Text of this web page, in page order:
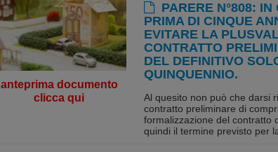
anteprima documento
clicca qui
PARERE N°808:
PRIMA DI CINQUE
EVITARE LA
CONTRATTO
DEL DEFINITIVO
QUINQUENNIO.
Al quesito non può che darsi
contratto preliminare di
formalizzazione del contratto
quindi il termine previsto per